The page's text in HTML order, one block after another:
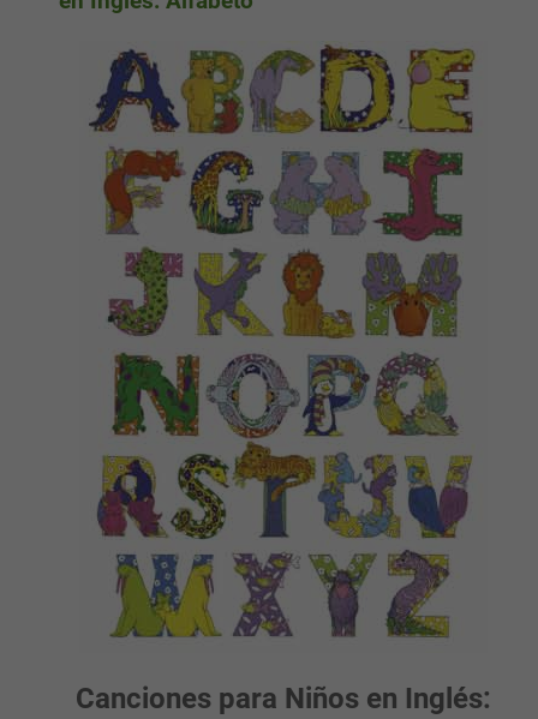
Canciones para Niños en Inglés: